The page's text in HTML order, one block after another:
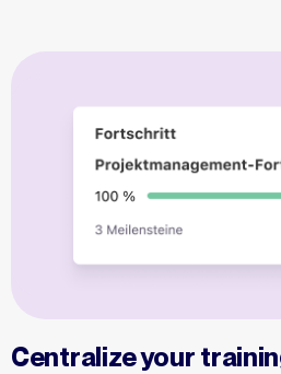
Centralize your